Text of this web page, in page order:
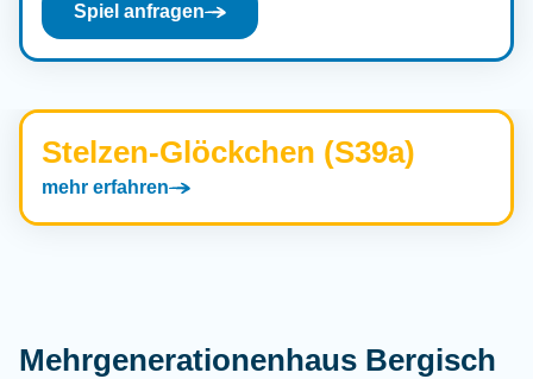
Spiel anfragen
Stelzen-Glöckchen (S39a)
mehr erfahren
Mehrgenerationenhaus Bergisch